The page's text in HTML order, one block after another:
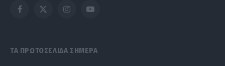
Facebook
X
InstagramYouTube
ΤΑ ΠΡΩΤΟΣΕΛΙΔΑ ΣΗΜΕΡΑ